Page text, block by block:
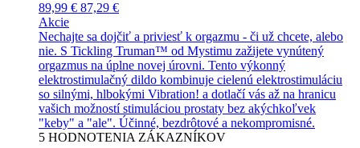
89,99 € 87,29 €
Akcie
Nechajte sa dojčiť a priviesť k orgazmu - či už chcete, alebo
nie. S Tickling Truman™ od Mystimu zažijete vynútený
orgazmus na úplne novej úrovni. Tento výkonný
elektrostimulačný dildo kombinuje cielenú elektrostimuláciu
so silnými, hlbokými Vibration! a dotlačí vás až na hranicu
vašich možností stimuláciou prostaty bez akýchkoľvek
"keby" a "ale". Účinné, bezdrôtové a nekompromisné.
5 HODNOTENIA ZÁKAZNÍKOV